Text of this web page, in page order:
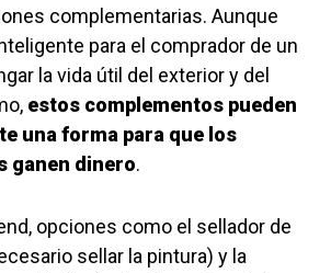
complementarias. Aunque
para el comprador de un
la vida útil del exterior y del
estos complementos pueden
una forma para que los
ganen dinero.
opciones como el sellador de
sellar la pintura) y la